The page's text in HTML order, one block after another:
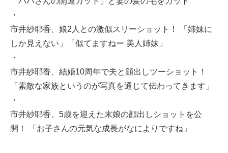
・
市井紗耶香、娘2人との激似スリーショット！ 「姉妹に
しか見えない」「似てますねー 美人姉妹」
・
市井紗耶香、結婚10周年で夫と顔出しツーショット！
「素敵な家族というのが写真を通じて伝わってきます」
・
市井紗耶香、5歳を迎えた末娘の顔出しショットを公
開！ 「お子さんの元気な成長がなによりですね」